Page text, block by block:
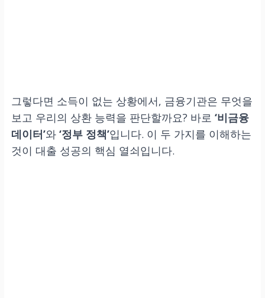
그렇다면 소득이 없는 상황에서, 금융기관은 무엇을
보고 우리의 상환 능력을 판단할까요? 바로 ‘비금융
데이터’와 ‘정부 정책’입니다. 이 두 가지를 이해하는
것이 대출 성공의 핵심 열쇠입니다.